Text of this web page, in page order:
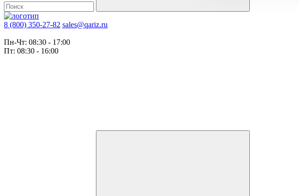
8 (800) 350-27-82 sales@qariz.ru
Пн-Чт: 08:30 - 17:00
Пт: 08:30 - 16:00